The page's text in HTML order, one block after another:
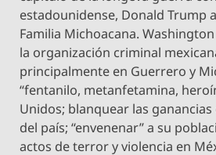
estadounidense, Donald Trump
Familia Michoacana.
la organización criminal
principalmente en Guerrero y
“fentanilo, metanfetamina,
Unidos; blanquear las
del país; “envenenar” a su
actos de terror y violencia en